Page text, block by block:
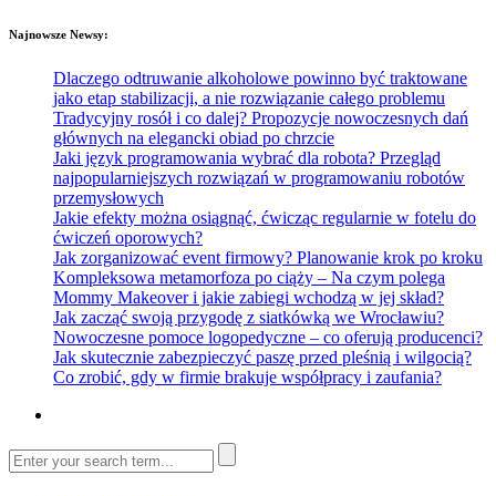
Najnowsze Newsy:
Dlaczego odtruwanie alkoholowe powinno być traktowane
jako etap stabilizacji, a nie rozwiązanie całego problemu
Tradycyjny rosół i co dalej? Propozycje nowoczesnych dań
głównych na elegancki obiad po chrzcie
Jaki język programowania wybrać dla robota? Przegląd
najpopularniejszych rozwiązań w programowaniu robotów
przemysłowych
Jakie efekty można osiągnąć, ćwicząc regularnie w fotelu do
ćwiczeń oporowych?
Jak zorganizować event firmowy? Planowanie krok po kroku
Kompleksowa metamorfoza po ciąży – Na czym polega
Mommy Makeover i jakie zabiegi wchodzą w jej skład?
Jak zacząć swoją przygodę z siatkówką we Wrocławiu?
Nowoczesne pomoce logopedyczne – co oferują producenci?
Jak skutecznie zabezpieczyć paszę przed pleśnią i wilgocią?
Co zrobić, gdy w firmie brakuje współpracy i zaufania?